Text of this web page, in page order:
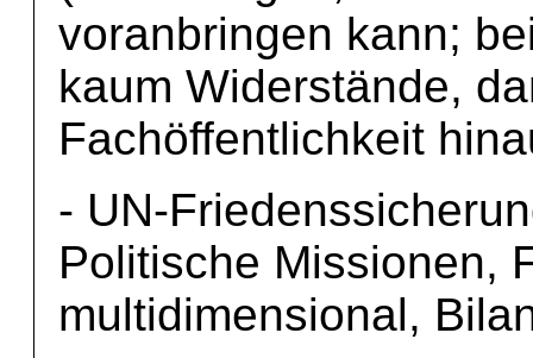
voranbringen kann;
kaum Widerstände,
Fachöffentlichkeit
- UN-
Politische Missionen,
multidimensional,